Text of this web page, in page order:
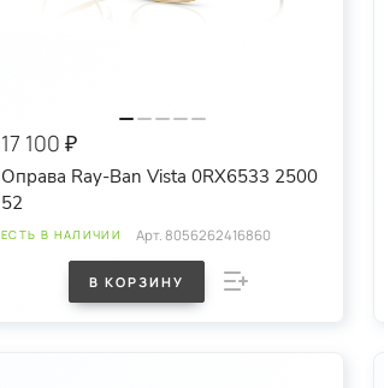
17 100 ₽
Оправа Ray-Ban Vista 0RX6533 2500
52
ЕСТЬ В НАЛИЧИИ Арт.8056262416860
В КОРЗИНУ